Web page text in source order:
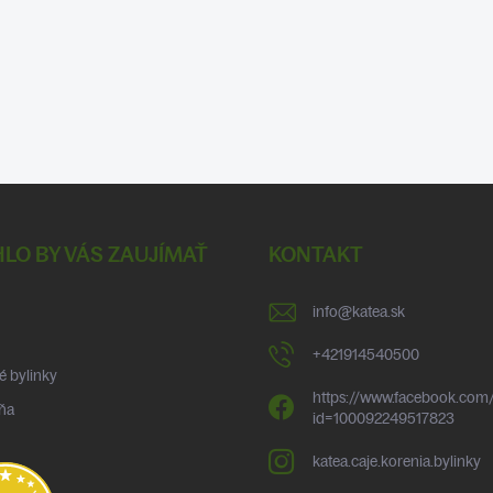
BY VÁS ZAUJÍMAŤ
bylinky
KONTAKT
info@katea.sk
+421914540500
https://
id=100092249517823
katea.caje.korenia.bylinky